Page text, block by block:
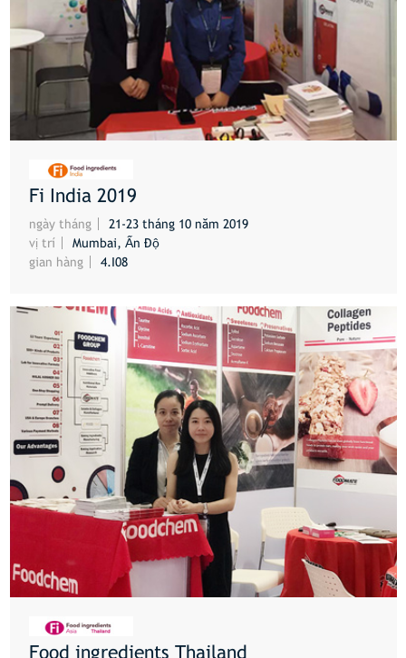
Fi India 2019
ngày tháng
21-23 tháng 10 năm 2019
vị trí
Mumbai, Ấn Độ
gian hàng
4.I08
Food ingredients Thailand